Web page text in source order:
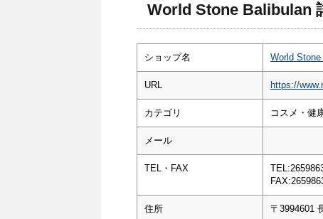
World Stone Balibulan
ショップ名 World
URL https://
カテゴリ コスメ・健
メール
TEL・FAX
住所 〒3994601